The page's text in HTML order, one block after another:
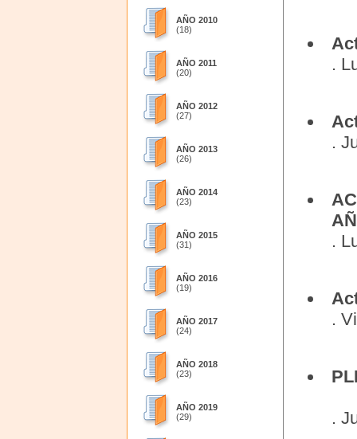
AÑO 2010
(18)
AÑO 2011
(20)
AÑO 2012
(27)
AÑO 2013
(26)
AÑO 2014
(23)
AÑO 2015
(31)
AÑO 2016
(19)
AÑO 2017
(24)
AÑO 2018
(23)
AÑO 2019
(29)
.
.
.
.
.